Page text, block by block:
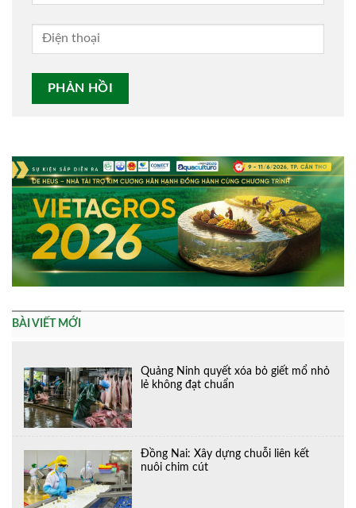
BÀI VIẾT MỚI
Quảng Ninh quyết xóa bỏ giết mổ nhỏ
lẻ không đạt chuẩn
Đồng Nai: Xây dựng chuỗi liên kết
nuôi chim cút